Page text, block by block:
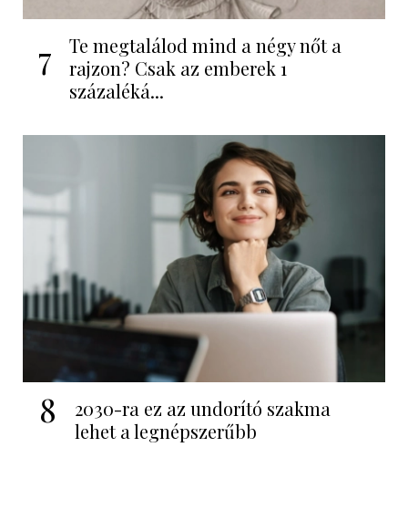
7
Te megtalálod mind a négy nőt a
rajzon? Csak az emberek 1
százaléká...
8
2030-ra ez az undorító szakma
lehet a legnépszerűbb